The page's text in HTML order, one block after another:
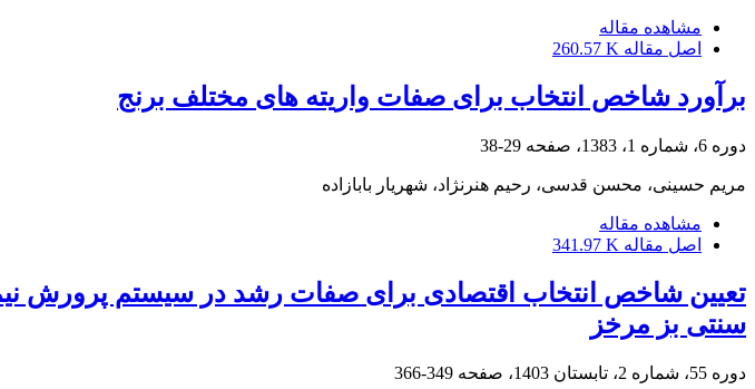
مشاهده مقاله
اصل مقاله 260.57 K
برآورد شاخص انتخاب برای صفات واریته های مختلف برنج
دوره 6، شماره 1، 1383، صفحه 29-38
مریم حسینى، محسن قدسى، رحیم هنرنژاد، شهریار بابازاده
مشاهده مقاله
اصل مقاله 341.97 K
تعیین شاخص انتخاب اقتصادی برای صفات رشد در سیستم پرورش
سنتی بز مرخز
دوره 55، شماره 2، تابستان 1403، صفحه 349-366